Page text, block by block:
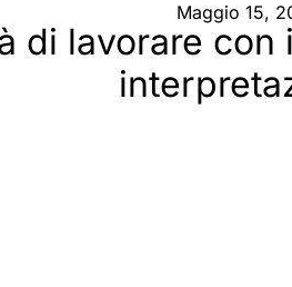
Maggio 15,
di lavorare